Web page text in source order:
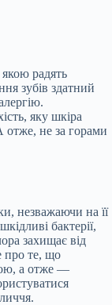
радять
зубів здатний
яку шкіра
отже, не за горами
незважаючи на її
бактерії,
захищає від
про те, що
а отже —